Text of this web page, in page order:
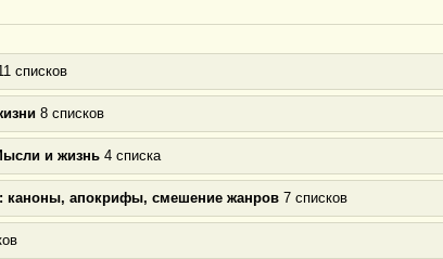
списков
8 списков
и жизнь 4 списка
каноны, апокрифы, смешение жанров 7 списков